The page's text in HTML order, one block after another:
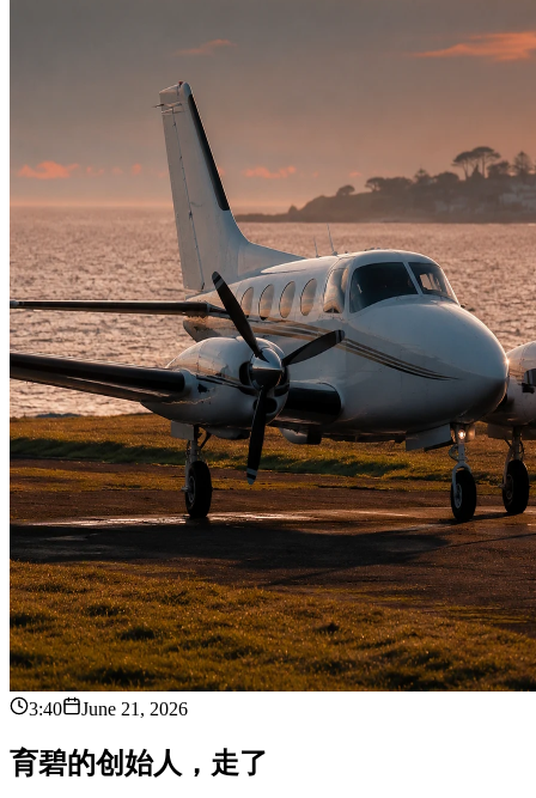
3:40 June 21, 2026
育碧的创始人 ， 走了